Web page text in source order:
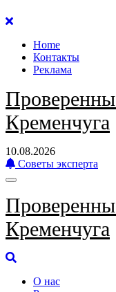
Перейти
содержанию
Home
Контакты
Реклама
Кременчуга
10.08.2026
Советы эксперта
Кременчуга
О нас